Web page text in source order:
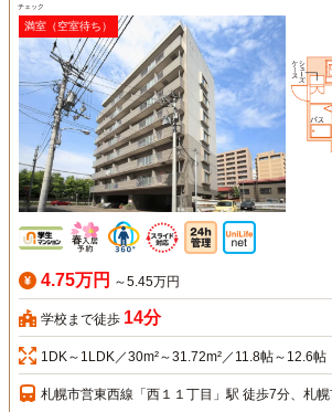
チェック
満室（空室待ち）
4.75万円 ～5.45万円
学校まで徒歩 14分
1DK～1LDK／30m²～31.72m²／11.8帖～12.6帖
札幌市営東西線「西１１丁目」駅 徒歩7分、札